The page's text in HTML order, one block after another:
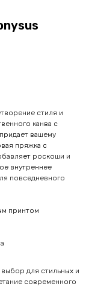
стиля и
канва с
вашему
пряжка с
роскоши и
внутреннее
повседневного
принтом
для стильных и
современного